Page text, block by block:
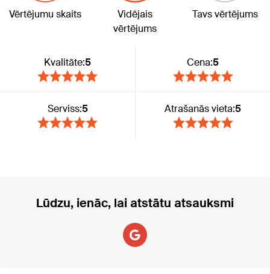
Vērtējumu skaits
Vidējais
vērtējums
Tavs vērtējums
Kvalitāte:5 Cena:5
Serviss:5 Atrašanās vieta:5
Lūdzu, ienāc, lai atstātu atsauksmi